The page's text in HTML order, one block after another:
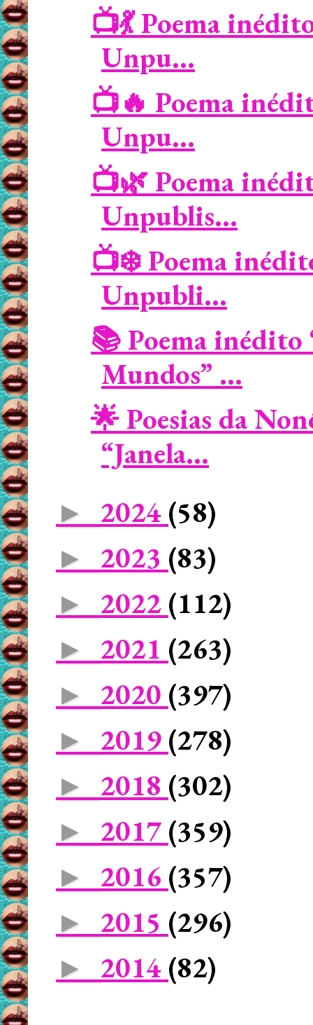
📺💃 Poema
Unpu...
📺🔥 Poema
Unpu...
📺🌿 Poema
Unpublis...
📺❄️ Poema
Unpubli...
📚 Poema
Mundos” ...
🌟 Poesias da
“Janela...
► 2024 (58)
► 2023 (83)
► 2022 (112)
► 2021 (263)
► 2020 (397)
► 2019 (278)
► 2018 (302)
► 2017 (359)
► 2016 (357)
► 2015 (296)
► 2014 (82)